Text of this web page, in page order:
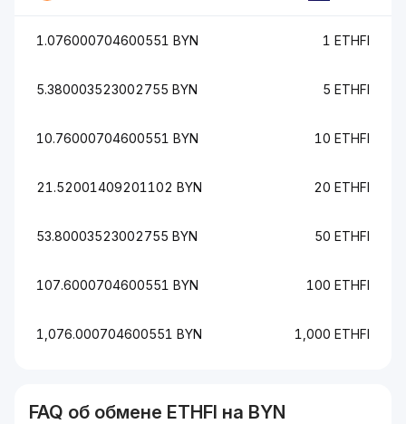
1.076000704600551 BYN 1 ETHFI
5.380003523002755 BYN 5 ETHFI
10.76000704600551 BYN 10 ETHFI
21.52001409201102 BYN 20 ETHFI
53.80003523002755 BYN 50 ETHFI
107.6000704600551 BYN 100 ETHFI
1,076.000704600551 BYN 1,000 ETHFI
FAQ об обмене ETHFI на BYN